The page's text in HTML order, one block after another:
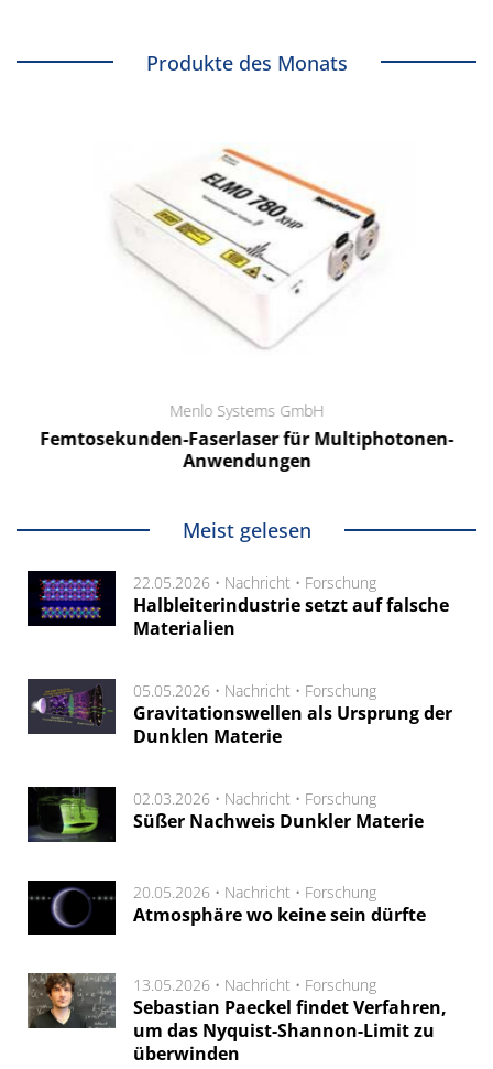
Produkte des Monats
Menlo Systems GmbH
Femtosekunden-Faserlaser für Multiphotonen-
Anwendungen
Meist gelesen
22.05.2026 • Nachricht • Forschung
Halbleiterindustrie setzt auf falsche
Materialien
05.05.2026 • Nachricht • Forschung
Gravitationswellen als Ursprung der
Dunklen Materie
02.03.2026 • Nachricht • Forschung
Süßer Nachweis Dunkler Materie
20.05.2026 • Nachricht • Forschung
Atmosphäre wo keine sein dürfte
13.05.2026 • Nachricht • Forschung
Sebastian Paeckel findet Verfahren,
um das Nyquist-Shannon-Limit zu
überwinden